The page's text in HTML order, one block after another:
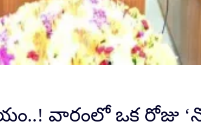
వారంలో ఒక రోజు